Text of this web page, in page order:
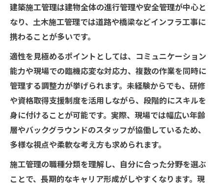
建築施工管理は建物全体の進行管理や安全管理が中心と
なり、土木施工管理では道路や橋梁などインフラ工事に
携わることが多いです。
適性を見極めるポイントとしては、コミュニケーション
能力や現場での臨機応変な対応力、複数の作業を同時に
管理する調整力が挙げられます。未経験からでも、研修
や資格取得支援制度を活用しながら、段階的にスキルを
身に付けることが可能です。実際、現場では幅広い年齢
層やバックグラウンドのスタッフが協働しているため、
多様な視点や柔軟な考え方も求められます。
施工管理の職種分類を理解し、自分に合った分野を選ぶ
ことで、長期的なキャリア形成がしやすくなります。現